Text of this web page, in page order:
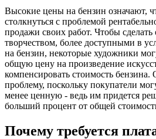
Высокие цены на бензин означают,
столкнуться с проблемой
продажи своих работ. Чтобы
творчеством, более доступными в
на бензин, некоторые художники
общую цену на произведение
компенсировать стоимость бензина.
проблему, поскольку покупатели
менее ценную - ведь им придется
больший процент от общей
Почему требуется